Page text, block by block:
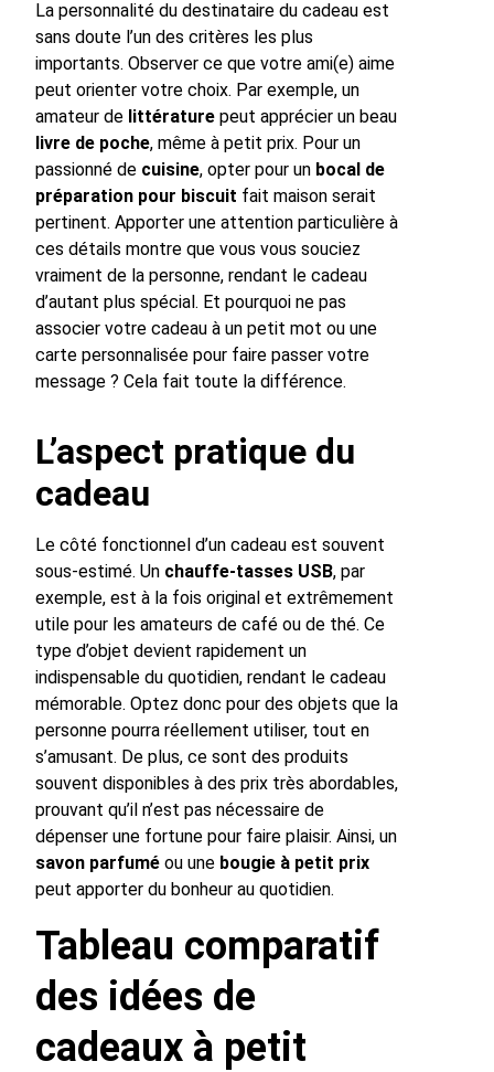
La personnalité du destinataire du cadeau est
sans doute l’un des critères les plus
importants. Observer ce que votre ami(e) aime
peut orienter votre choix. Par exemple, un
amateur de littérature peut apprécier un beau
livre de poche, même à petit prix. Pour un
passionné de cuisine, opter pour un bocal de
préparation pour biscuit fait maison serait
pertinent. Apporter une attention particulière à
ces détails montre que vous vous souciez
vraiment de la personne, rendant le cadeau
d’autant plus spécial. Et pourquoi ne pas
associer votre cadeau à un petit mot ou une
carte personnalisée pour faire passer votre
message ? Cela fait toute la différence.
L’aspect pratique du
cadeau
Le côté fonctionnel d’un cadeau est souvent
sous-estimé. Un chauffe-tasses USB, par
exemple, est à la fois original et extrêmement
utile pour les amateurs de café ou de thé. Ce
type d’objet devient rapidement un
indispensable du quotidien, rendant le cadeau
mémorable. Optez donc pour des objets que la
personne pourra réellement utiliser, tout en
s’amusant. De plus, ce sont des produits
souvent disponibles à des prix très abordables,
prouvant qu’il n’est pas nécessaire de
dépenser une fortune pour faire plaisir. Ainsi, un
savon parfumé ou une bougie à petit prix
peut apporter du bonheur au quotidien.
Tableau comparatif
des idées de
cadeaux à petit